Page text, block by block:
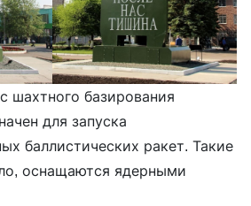
шахтного базирования
для запуска
баллистических ракет. Такие
оснащаются ядерными